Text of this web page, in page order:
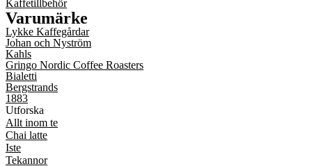
Kaffetillbehör
Varumärke
Lykke Kaffegårdar
Johan och Nyström
Kahls
Gringo Nordic Coffee Roasters
Bialetti
Bergstrands
1883
Utforska
Allt inom te
Chai latte
Iste
Tekannor